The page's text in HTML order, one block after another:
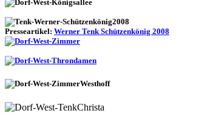
Presseartikel: Werner Tenk Schützenkönig 2008